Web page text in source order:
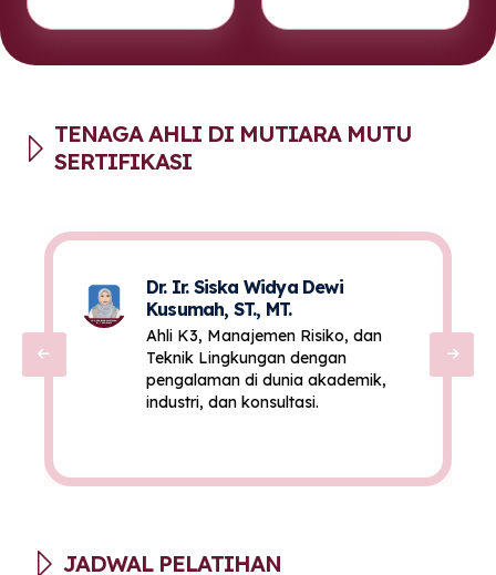
TENAGA AHLI DI MUTIARA MUTU
SERTIFIKASI
Dr. Ir. Siska Widya Dewi
Kusumah, ST., MT.
Ahli K3, Manajemen Risiko, dan
Teknik Lingkungan dengan
pengalaman di dunia akademik,
industri, dan konsultasi.
JADWAL PELATIHAN